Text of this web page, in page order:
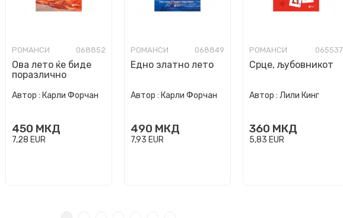
РОМАНСИ 068852
Ова лето ќе биде
поразлично
Автор : Карли Форчан
450 МКД
7,28 EUR
РОМАНСИ 068849
Едно златно лето
Автор : Карли Форчан
490 МКД
7,93 EUR
РОМАНСИ 065537
Срце, љубовникот
Автор : Лили Кинг
360 МКД
5,83 EUR